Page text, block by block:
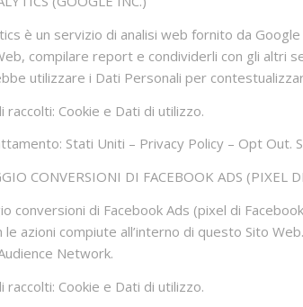
è un servizio di analisi web fornito da
compilare report e condividerli con gli altri
utilizzare i Dati Personali per
raccolti: Cookie e Dati di utilizzo.
Stati Uniti – Privacy Policy – Opt Out.
CONVERSIONI DI FACEBOOK ADS (PIXEL
conversioni di Facebook Ads (pixel di
le azioni compiute all’interno di questo Sito
Network.
raccolti: Cookie e Dati di utilizzo.